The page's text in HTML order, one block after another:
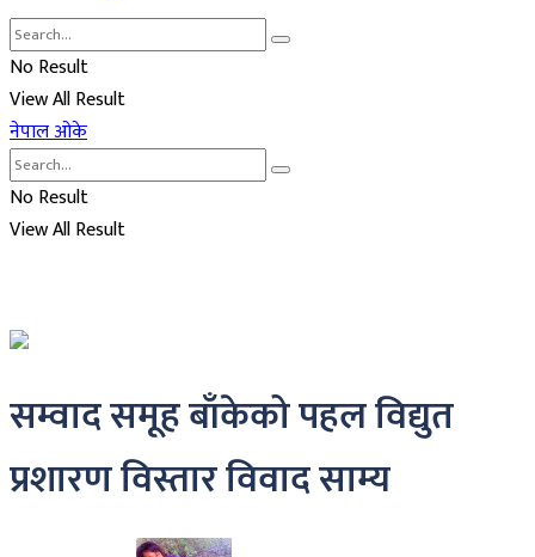
No Result
View All Result
नेपाल ओके
No Result
View All Result
सम्वाद समूह बाँकेको पहल विद्युत
प्रशारण विस्तार विवाद साम्य